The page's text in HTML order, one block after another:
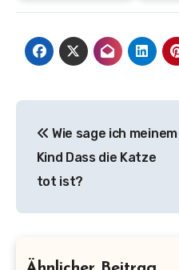
Wie sage ich meinem
Kind Dass die Katze
tot ist?